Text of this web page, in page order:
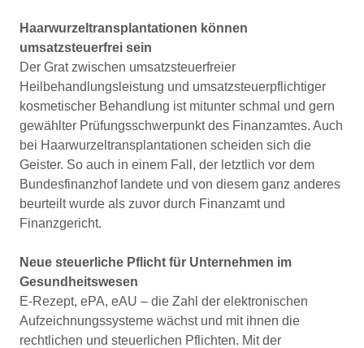
Haarwurzeltransplantationen können
umsatzsteuerfrei sein
Der Grat zwischen umsatzsteuerfreier
Heilbehandlungsleistung und umsatzsteuerpflichtiger
kosmetischer Behandlung ist mitunter schmal und gern
gewählter Prüfungsschwerpunkt des Finanzamtes. Auch
bei Haarwurzeltransplantationen scheiden sich die
Geister. So auch in einem Fall, der letztlich vor dem
Bundesfinanzhof landete und von diesem ganz anderes
beurteilt wurde als zuvor durch Finanzamt und
Finanzgericht.
Neue steuerliche Pflicht für Unternehmen im
Gesundheitswesen
E-Rezept, ePA, eAU – die Zahl der elektronischen
Aufzeichnungssysteme wächst und mit ihnen die
rechtlichen und steuerlichen Pflichten. Mit der